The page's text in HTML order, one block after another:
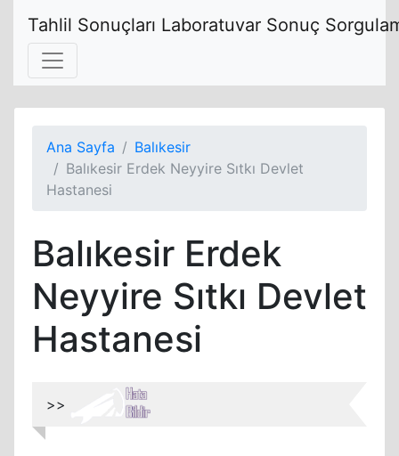
Tahlil Sonuçları Laboratuvar Sonuç
Ana Sayfa
Balıkesir
Balıkesir Erdek Neyyire Sıtkı Devlet
Hastanesi
Balıkesir Erdek
Neyyire Sıtkı Devlet
Hastanesi
>>